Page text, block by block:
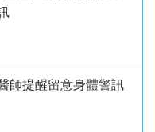
師提醒留意身體警訊